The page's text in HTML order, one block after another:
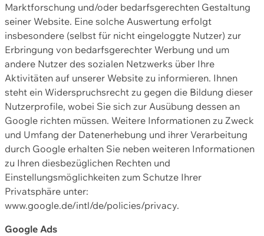
Marktforschung und/oder bedarfsgerechten Gestaltung
seiner Website. Eine solche Auswertung erfolgt
insbesondere (selbst für nicht eingeloggte Nutzer) zur
Erbringung von bedarfsgerechter Werbung und um
andere Nutzer des sozialen Netzwerks über Ihre
Aktivitäten auf unserer Website zu informieren. Ihnen
steht ein Widerspruchsrecht zu gegen die Bildung dieser
Nutzerprofile, wobei Sie sich zur Ausübung dessen an
Google richten müssen. Weitere Informationen zu Zweck
und Umfang der Datenerhebung und ihrer Verarbeitung
durch Google erhalten Sie neben weiteren Informationen
zu Ihren diesbezüglichen Rechten und
Einstellungsmöglichkeiten zum Schutze Ihrer
Privatsphäre unter:
www.google.de/intl/de/policies/privacy.
Google Ads